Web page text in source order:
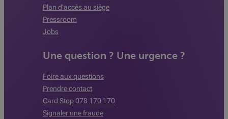
Plan d'accès au siège
Pressroom
Jobs
Une question ? Une urgence ?
Foire aux questions
Prendre contact
Card Stop 078 170 170
Signaler une fraude